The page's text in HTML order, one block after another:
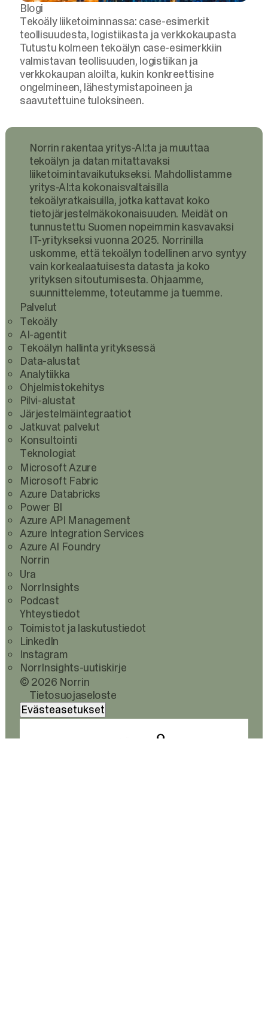
Blogi
Tekoäly liiketoiminnassa: case-esimerkit
teollisuudesta, logistiikasta ja verkkokaupasta
Tutustu kolmeen tekoälyn case-esimerkkiin
valmistavan teollisuuden, logistiikan ja
verkkokaupan aloilta, kukin konkreettisine
ongelmineen, lähestymistapoineen ja
saavutettuine tuloksineen.
Norrin rakentaa yritys-AI:ta ja muuttaa
tekoälyn ja datan mitattavaksi
liiketoimintavaikutukseksi. Mahdollistamme
yritys-AI:ta kokonaisvaltaisilla
tekoälyratkaisuilla, jotka kattavat koko
tietojärjestelmäkokonaisuuden. Meidät on
tunnustettu Suomen nopeimmin kasvavaksi
IT-yritykseksi vuonna 2025. Norrinilla
uskomme, että tekoälyn todellinen arvo syntyy
vain korkealaatuisesta datasta ja koko
yrityksen sitoutumisesta. Ohjaamme,
suunnittelemme, toteutamme ja tuemme.
Palvelut
Tekoäly
AI-agentit
Tekoälyn hallinta yrityksessä
Data-alustat
Analytiikka
Ohjelmistokehitys
Pilvi-alustat
Järjestelmäintegraatiot
Jatkuvat palvelut
Konsultointi
Teknologiat
Microsoft Azure
Microsoft Fabric
Azure Databricks
Power BI
Azure API Management
Azure Integration Services
Azure AI Foundry
Norrin
Ura
NorrInsights
Podcast
Yhteystiedot
Toimistot ja laskutustiedot
LinkedIn
Instagram
NorrInsights-uutiskirje
© 2026 Norrin
Tietosuojaseloste
Evästeasetukset